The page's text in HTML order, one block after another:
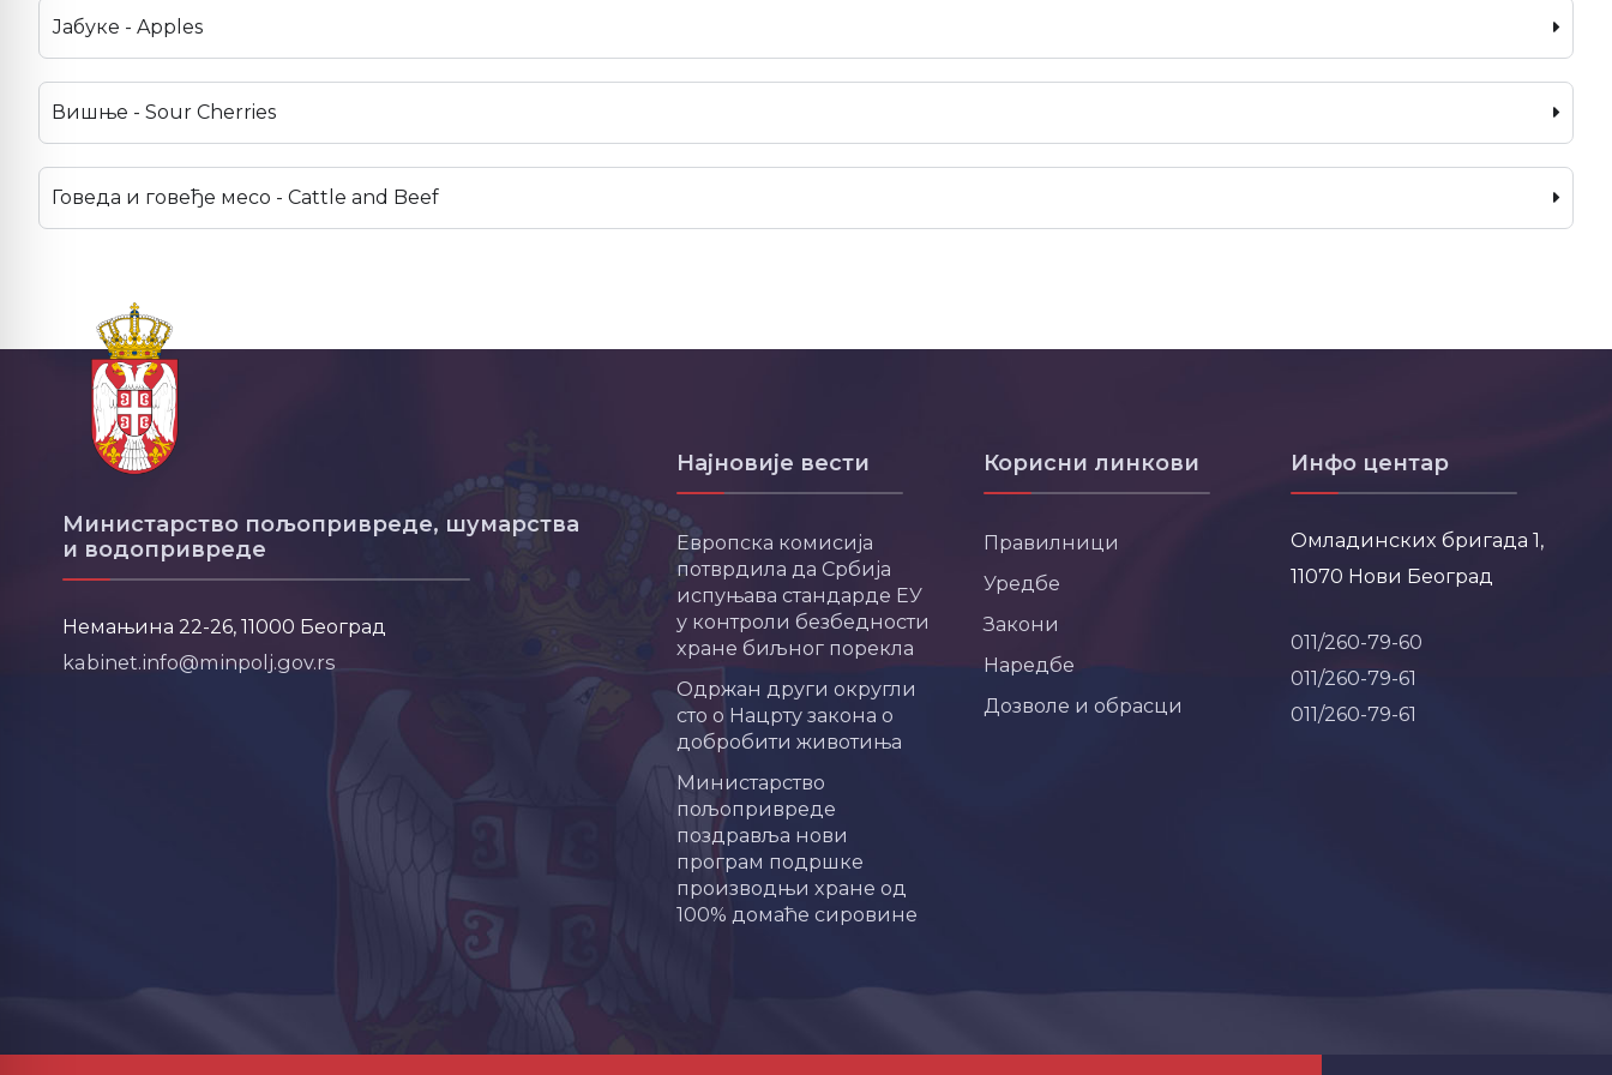
Јабуке - Apples
Вишње - Sour Cherries
Говеда и говеђе месо - Cattle and Beef
Министарство пољопривреде, шумарства
и водопривреде
Немањина 22-26, 11000 Београд
kabinet.info@minpolj.gov.rs
Најновије вести
Европска комисија
потврдила да Србија
испуњава стандарде ЕУ
у контроли безбедности
хране биљног порекла
Одржан други округли
сто о Нацрту закона о
добробити животиња
Министарство
пољопривреде
поздравља нови
програм подршке
производњи хране од
100% домаће сировине
Корисни линкови
Правилници
Уредбе
Закони
Наредбе
Дозволе и обрасци
Инфо центар
Омладинских бригада 1,
11070 Нови Београд
011/260-79-60
011/260-79-61
011/260-79-61